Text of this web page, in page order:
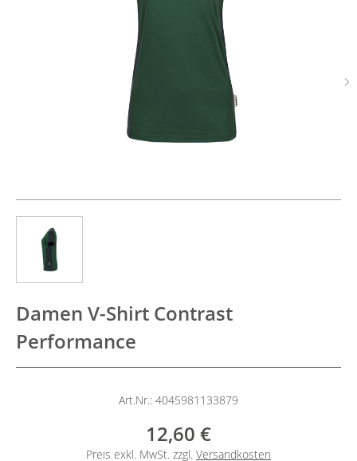
Damen V-Shirt Contrast
Performance
Art.Nr.: 4045981133879
12,60 €
Preis exkl. MwSt. zzgl. Versandkosten